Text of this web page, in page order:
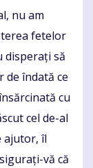
nu am
fetelor
disperați să
de îndată ce
cu
cel de-al
ajutor, îl
vă că